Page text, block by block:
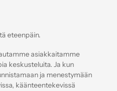
eteenpäin.
asiakkaitamme
keskusteluita. Ja kun
ja menestymään
käänteentekevissä